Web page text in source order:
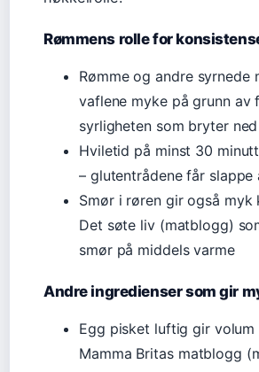
Rømmens rolle for
Rømme og andre
vaflene myke på grunn av
syrligheten som bryter
Hviletid på minst 30
– glutentrådene får slappe
Smør i røren gir også myk
Det søte liv (matblogg)
smør på middels varme
Andre ingredienser som gir
Egg pisket luftig gir volum
Mamma Britas matblogg